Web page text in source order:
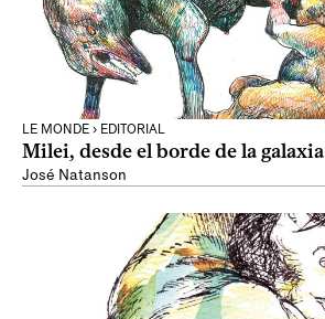
LE MONDE › EDITORIAL
Milei, desde el borde de la galaxia
José Natanson